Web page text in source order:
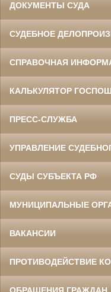
ДОКУМЕНТЫ СУДА
СУДЕБНОЕ
СПРАВОЧНАЯ
КАЛЬКУЛЯТОР
ПРЕСС-СЛУЖБА
УПРАВЛЕНИЕ
СУДЫ СУБЪЕКТА РФ
МУНИЦИПАЛЬНЫЕ
ВАКАНСИИ
ПРОТИВОДЕЙСТВИЕ